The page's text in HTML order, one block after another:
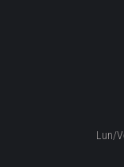
Lun/